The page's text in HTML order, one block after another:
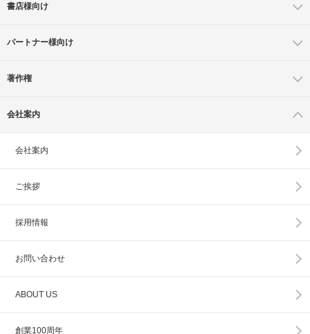
書店様向け
パートナー様向け
著作権
会社案内
会社案内
ご挨拶
採用情報
お問い合わせ
ABOUT US
創業100周年